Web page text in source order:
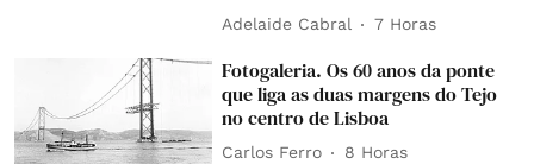
Adelaide Cabral 7 Horas
Fotogaleria. Os 60 anos da ponte
que liga as duas margens do Tejo
no centro de Lisboa
Carlos Ferro 8 Horas